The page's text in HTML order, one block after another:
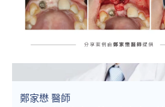
鄭家懋 醫師